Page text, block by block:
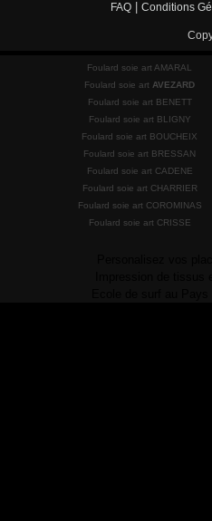
FAQ Conditions
Foulard soie art AMARAL
Foulard soie art AVEZARD
Foulard soie art BENETT
Foulard soie art BLIGNY
Foulard soie art BOUCHEIX
Foulard soie art BRESSAN
Foulard soie art CADENE
Foulard soie art CHARRIER
Foulard soie art COROMINAS
Foulard soie art CRISSE